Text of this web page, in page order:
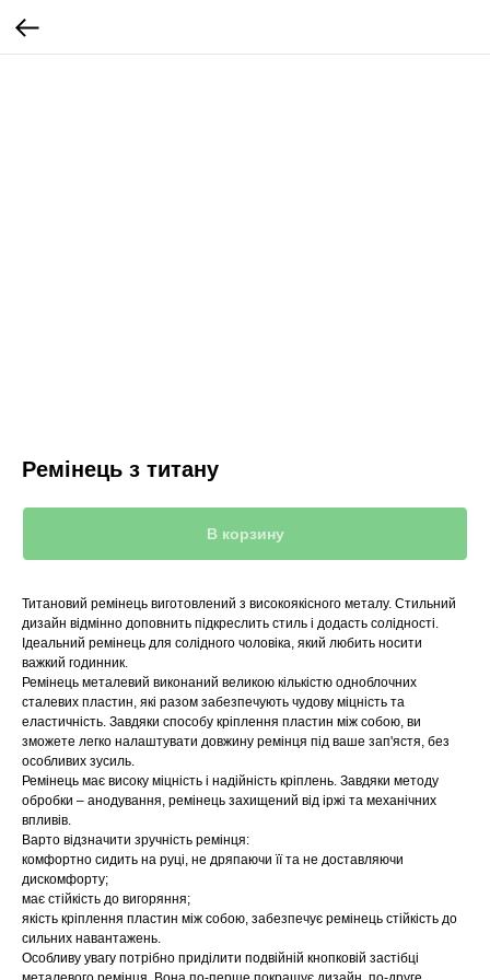
Ремінець з титану
В корзину
Титановий ремінець виготовлений з високоякісного металу. Стильний
дизайн відмінно доповнить підкреслить стиль і додасть солідності.
Ідеальний ремінець для солідного чоловіка, який любить носити
важкий годинник.
Ремінець металевий виконаний великою кількістю одноблочних
сталевих пластин, які разом забезпечують чудову міцність та
еластичність. Завдяки способу кріплення пластин між собою, ви
зможете легко налаштувати довжину ремінця під ваше зап'ястя, без
особливих зусиль.
Ремінець має високу міцність і надійність кріплень. Завдяки методу
обробки – анодування, ремінець захищений від іржі та механічних
впливів.
Варто відзначити зручність ремінця:
комфортно сидить на руці, не дряпаючи її та не доставляючи
дискомфорту;
має стійкість до вигоряння;
якість кріплення пластин між собою, забезпечує ремінець стійкість до
сильних навантажень.
Особливу увагу потрібно приділити подвійній кнопковій застібці